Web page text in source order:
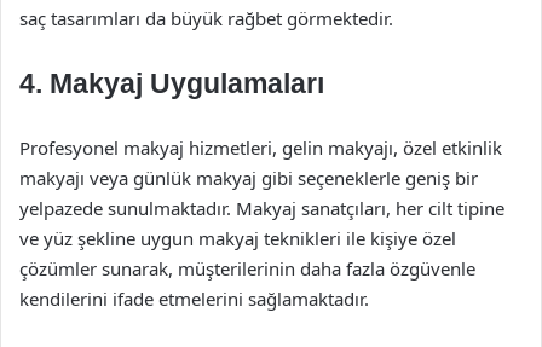
saç tasarımları da büyük rağbet görmektedir.
4. Makyaj Uygulamaları
Profesyonel makyaj hizmetleri, gelin makyajı, özel etkinlik
makyajı veya günlük makyaj gibi seçeneklerle geniş bir
yelpazede sunulmaktadır. Makyaj sanatçıları, her cilt tipine
ve yüz şekline uygun makyaj teknikleri ile kişiye özel
çözümler sunarak, müşterilerinin daha fazla özgüvenle
kendilerini ifade etmelerini sağlamaktadır.